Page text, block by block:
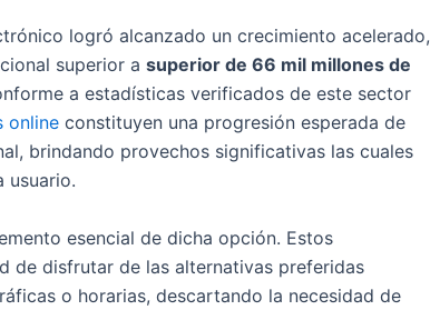
logró alcanzado un crecimiento acelerado,
superior a superior de 66 mil millones de
a estadísticas verificados de este sector
online constituyen una progresión esperada de
brindando provechos significativas las cuales
usuario.
esencial de dicha opción. Estos
de disfrutar de las alternativas preferidas
o horarias, descartando la necesidad de